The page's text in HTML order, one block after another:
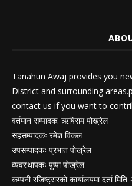
Tanahun Awaj provides you
District and surrounding
contact us if you want to
वर्तमान सम्पादक: ऋषिराम पोख्रेल
सहसम्पादकः रमेश विकल
उपसम्पादकः प्रभात पोख्रेल
व्यवस्थापकः पुष्पा पोख्रेल
कम्पनी रजिष्ट्रारको कार्यालयमा